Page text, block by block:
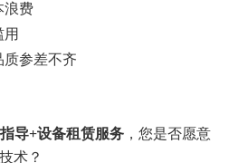
浪费
质参差不齐
导+设备租赁服务 ，您是否愿意
术？